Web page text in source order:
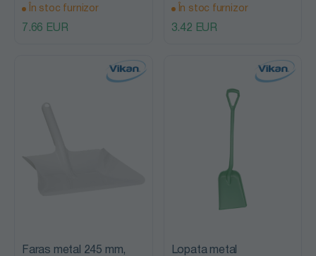
În stoc furnizor
7.66 EUR
În stoc furnizor
3.42 EUR
Faras metal 245 mm,
Lopata metal